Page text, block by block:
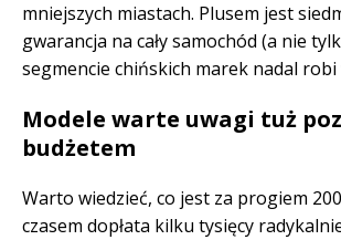
mniejszych miastach. Plusem jest
gwarancja na cały samochód (a nie
segmencie chińskich marek nadal robi
Modele warte uwagi tuż
budżetem
Warto wiedzieć, co jest za progiem 200
czasem dopłata kilku tysięcy